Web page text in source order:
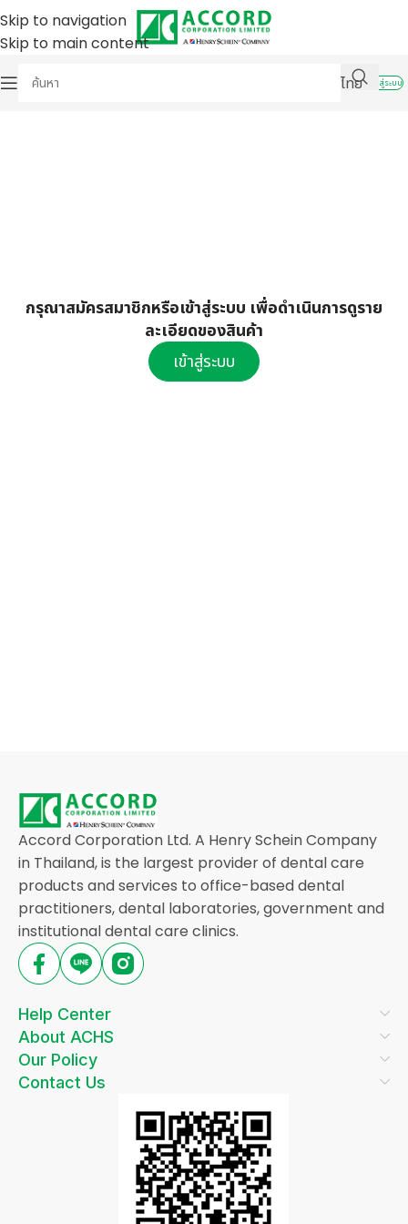
Skip to navigation
Skip to main content
ไทย
เข้าสู่ระบบ
กรุณาสมัครสมาชิกหรือเข้าสู่ระบบ เพื่อดำเนินการดูราย
ละเอียดของสินค้า
เข้าสู่ระบบ
Accord Corporation Ltd. A Henry Schein Company
in Thailand, is the largest provider of dental care
products and services to office-based dental
practitioners, dental laboratories, government and
institutional dental care clinics.
Help Center
About ACHS
Our Policy
Contact Us